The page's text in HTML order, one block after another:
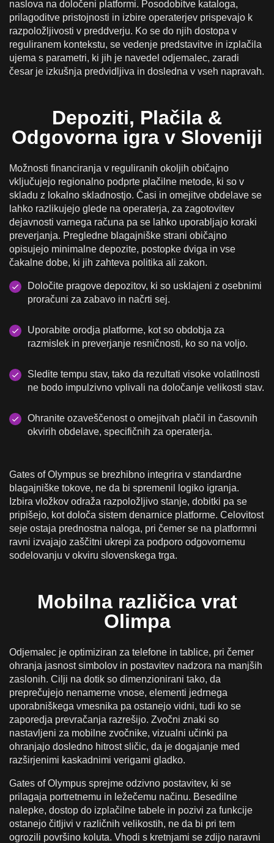
naslova na določeni platformi. Posodobitve kataloga,
prilagoditve pristojnosti in izbire operaterjev prispevajo k
razpoložljivosti v preddverju. Ko se do njih dostopa v
reguliranem kontekstu, se vedenje predstavitve in izplačila
ujema s parametri, ki jih je navedel odjemalec, zaradi
česar je izkušnja predvidljiva in dosledna v vseh napravah.
Depoziti, Plačila &
Odgovorna igra v Sloveniji
Možnosti financiranja v reguliranih okoljih običajno
vključujejo regionalno podprte plačilne metode, ki so v
skladu z lokalno skladnostjo. Časi in omejitve obdelave se
lahko razlikujejo glede na operaterja, za zagotovitev
dejavnosti varnega računa pa se lahko uporabljajo koraki
preverjanja. Pregledne blagajniške strani običajno
opisujejo minimalne depozite, postopke dviga in vse
čakalne dobe, ki jih zahteva politika ali zakon.
Določite pragove depozitov, ki so usklajeni z osebnimi
proračuni za zabavo in načrti sej.
Uporabite orodja platforme, kot so obdobja za
razmislek in preverjanje resničnosti, ko so na voljo.
Sledite tempu stav, tako da rezultati visoke volatilnosti
ne bodo impulzivno vplivali na določanje velikosti stav.
Ohranite ozaveščenost o omejitvah plačil in časovnih
okvirih obdelave, specifičnih za operaterja.
Gates of Olympus se brezhibno integrira v standardne
blagajniške tokove, ne da bi spremenil logiko igranja.
Izbira vložkov odraža razpoložljivo stanje, dobitki pa se
pripišejo, kot določa sistem denarnice platforme. Celovitost
seje ostaja prednostna naloga, pri čemer se na platformni
ravni izvajajo zaščitni ukrepi za podporo odgovornemu
sodelovanju v okviru slovenskega trga.
Mobilna različica vrat
Olimpa
Odjemalec je optimiziran za telefone in tablice, pri čemer
ohranja jasnost simbolov in postavitev nadzora na manjših
zaslonih. Cilji na dotik so dimenzionirani tako, da
preprečujejo nenamerne vnose, elementi jedrnega
uporabniškega vmesnika pa ostanejo vidni, tudi ko se
zaporedja prevračanja razrešijo. Zvočni znaki so
nastavljeni za mobilne zvočnike, vizualni učinki pa
ohranjajo dosledno hitrost sličic, da je dogajanje med
razširjenimi kaskadnimi verigami gladko.
Gates of Olympus sprejme odzivno postavitev, ki se
prilagaja portretnemu in ležečemu načinu. Besedilne
nalepke, dostop do izplačilne tabele in pozivi za funkcije
ostanejo čitljivi v različnih velikostih, ne da bi pri tem
ogrozili površino koluta. Vhodi s kretnjami se zdijo naravni